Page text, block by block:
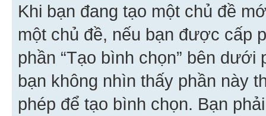
Khi bạn đang tạo một chủ đề
một chủ đề, nếu bạn được cấp
phần “Tạo bình chọn” bên
bạn không nhìn thấy phần này
phép để tạo bình chọn. Bạn